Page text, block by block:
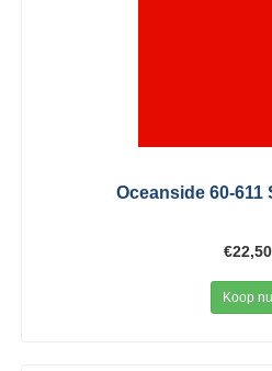
Oceanside 60-611
€22,50
Koop nu